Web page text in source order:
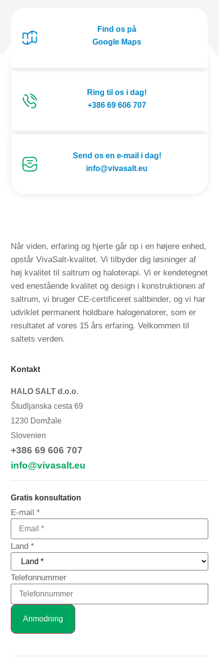
Find os på
Google Maps
Ring til os i dag!
+386 69 606 707
Send os en e-mail i dag!
info@vivasalt.eu
Når viden, erfaring og hjerte går op i en højere enhed,
opstår VivaSalt-kvalitet. Vi tilbyder dig løsninger af
høj kvalitet til saltrum og haloterapi. Vi er kendetegnet
ved enestående kvalitet og design i konstruktionen af
saltrum, vi bruger CE-certificeret saltbinder, og vi har
udviklet permanent holdbare halogenatorer, som er
resultatet af vores 15 års erfaring. Velkommen til
saltets verden.
Kontakt
HALO SALT d.o.o.
Študljanska cesta 69
1230 Domžale
Slovenien
+386 69 606 707
info@vivasalt.eu
Gratis konsultation
E-mail
Telefonnummer
E-mail*
Land*
Telefonnummer
Anmodning